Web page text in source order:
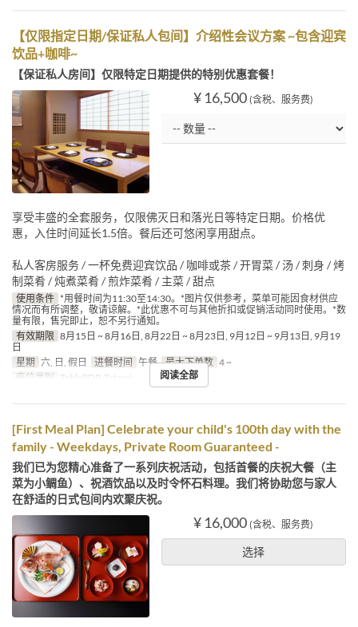
【仅限指定日期/保证私人包间】介绍性会议方案 ~包含迎宾
饮品+咖啡~
【保证私人房间】仅限特定日期提供的特别优惠套餐！
¥ 16,500 (含税、服务费)
享受丰盛的全套服务，仅限佛灭日和落光日等特定日期。价格优
惠，入住时间延长1.5倍。餐后还可悠闲享用甜点。
私人客房服务 / 一杯免费迎宾饮品 / 咖啡或茶 / 开胃菜 / 汤 / 刺身 / 烤
制菜肴 / 炖煮菜肴 / 煎炸菜肴 / 主菜 / 甜点
使用条件 *用餐时间为11:30至14:30。*图片仅供参考，菜单可能因食材供应
情况而有所调整，敬请谅解。*此优惠不可与其他折扣或促销活动同时使用。*数
量有限，售完即止，恕不另行通知。
有效期限 8月15日 ~ 8月16日, 8月22日 ~ 8月23日, 9月12日 ~ 9月13日, 9月19
日
星期 六, 日, 假日 进餐时间 午餐 最大下单数 4 ~
座位类别 TablePDR-Tatami 阅读全部
[First Meal Plan] Celebrate your child's 100th day with the
family - Weekdays, Private Room Guaranteed -
我们已为您精心准备了一系列庆祝活动，包括首餐的庆祝大餐（主
菜为小鲷鱼）、祝酒饮品以及时令怀石料理。我们将协助您与家人
在舒适的日式包间内欢聚庆祝。
¥ 16,000 (含税、服务费)
选择